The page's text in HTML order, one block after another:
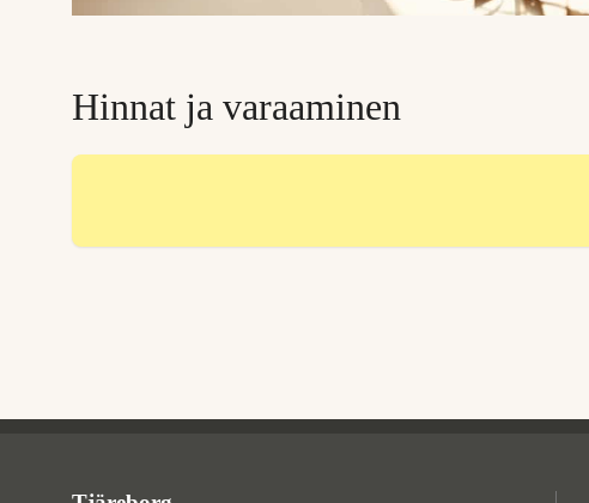
Hinnat ja varaaminen